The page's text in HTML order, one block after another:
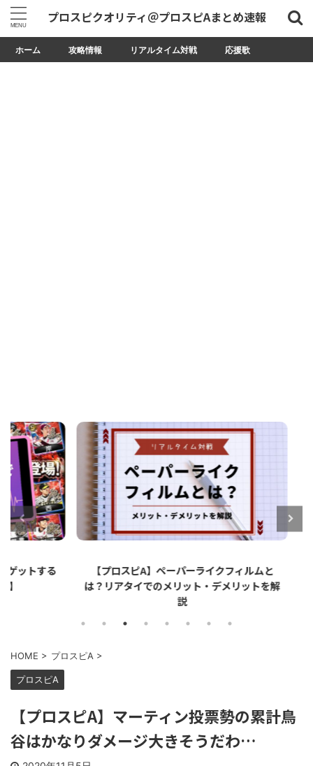
プロスピクオリティ＠プロスピAまとめ速報
ホーム 攻略情報 リアルタイム対戦 応援歌
する
【プロスピA】ペーパーライクフィルムと
は？リアタイでのメリット・デメリットを解
HOME > プロスピA >
プロスピA
【プロスピA】マーティン投票勢の累計鳥
谷はかなりダメージ大きそうだわ…